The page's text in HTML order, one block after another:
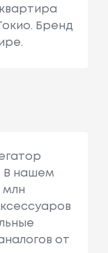
Бренд
В нашем
млн
от